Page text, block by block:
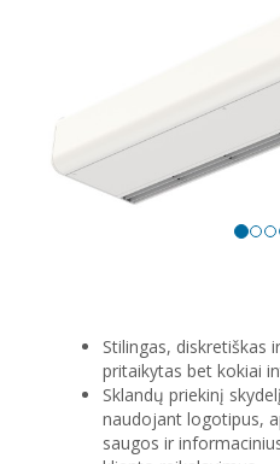
Stilingas, diskretiškas
pritaikytas bet kokiai
Sklandų priekinį
naudojant logotipus,
saugos ir